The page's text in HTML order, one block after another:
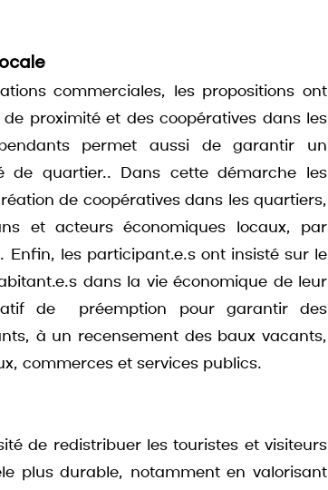
commerciales, les propositions ont
proximité et des coopératives dans les
permet aussi de garantir un
de quartier.. Dans cette démarche les
de coopératives dans les quartiers,
et acteurs économiques locaux, par
les participant.e.s ont insisté sur le
dans la vie économique de leur
de  préemption pour garantir des
à un recensement des baux vacants,
commerces et services publics.
de redistribuer les touristes et visiteurs
plus durable, notamment en valorisant